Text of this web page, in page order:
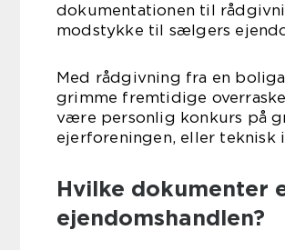
dokumentationen til
modstykke til sælgers
Med rådgivning fra en
grimme fremtidige
være personlig konkurs på
ejerforeningen, eller
Hvilke dokumenter
ejendomshandlen?